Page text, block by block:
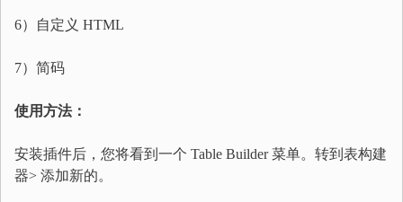
6）自定义 HTML
7）简码
使用方法：
安装插件后，您将看到一个 Table Builder 菜单。转到表构建
器> 添加新的。